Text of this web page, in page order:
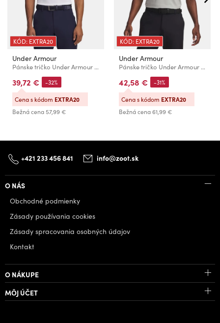
KÓD: EXTRA20
Under Armour
Pánske tričko Under Armour UA Matchplay Polo-WHT
39,72 €
Bežná cena57,99 €
-32%
Cena s kódom EXTRA20
KÓD: EXTRA20
Under Armour
Pánske tričko Under Armour UA T2G Polo LB
42,58 €
Bežná cena61,99 €
-31%
Cena s kódom EXTRA20
+421 233 456 841 info@zoot.sk
O NÁS
Obchodné podmienky
Zásady používania cookies
Zásady spracovania osobných údajov
Kontakt
O NÁKUPE
MÔJ ÚČET